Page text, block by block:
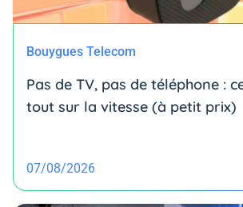
Bouygues Telecom
Pas de TV, pas de téléphone :
tout sur la vitesse (à petit prix)
07/08/2026